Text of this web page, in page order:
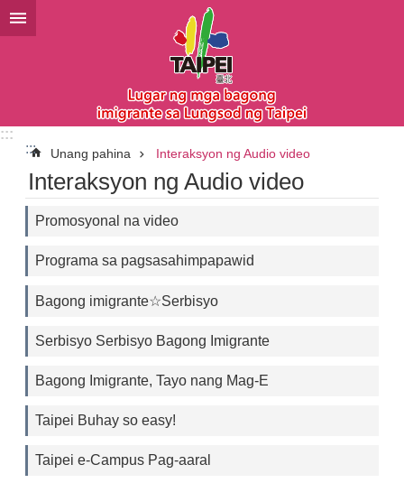
Lumaktaw sa pangunahing bloke ng nilalaman
:::
:::
Unang pahina Interaksyon ng Audio video
Interaksyon ng Audio video
Promosyonal na video
Programa sa pagsasahimpapawid
Bagong imigrante☆Serbisyo
Serbisyo Serbisyo Bagong Imigrante
Bagong Imigrante, Tayo nang Mag-E
Taipei Buhay so easy!
Taipei e-Campus Pag-aaral